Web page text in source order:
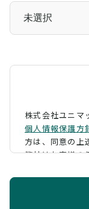
株式会社ユニマ
個人情報保護方
方は、同意の上
弊社はお客様の
ように定め、保